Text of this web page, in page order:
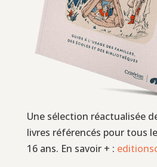
Une sélection réactualisée
livres référencés pour tous
16 ans. En savoir + :